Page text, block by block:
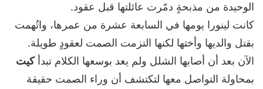
الوحيدة من مذبحةٍ دمّرت عائلتها قبل عقود.
كانت لينورا يومها في السابعة عشرة من عمرها، واتُهمت
بقتل والديها وأختها لكنها التزمت الصمت لعقودٍ طويلة.
الآن بعد أن أصابها الشلل ولم يعد بوسعها الكلام تبدأكيت
بمحاولة التواصل معها لتكتشف أن وراء الصمت حقيقة